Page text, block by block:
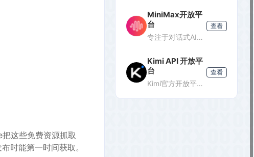
这些免费资源抓取
时能第一时间获取。
MiniMax开放平
台
专注于对话式AI服务的开放平台，提供轻量级API接口，支持多轮对话、文本生成等功能，适合需要快速集成对话能力的开发者。
查看
Kimi API 开放平
台
Kimi官方开放平台，提供K3旗舰模型及K2.7 Code编程模型API，支持1M token上下文、联网搜索及代码执行，助力开发者高效构建智能应用。
查看